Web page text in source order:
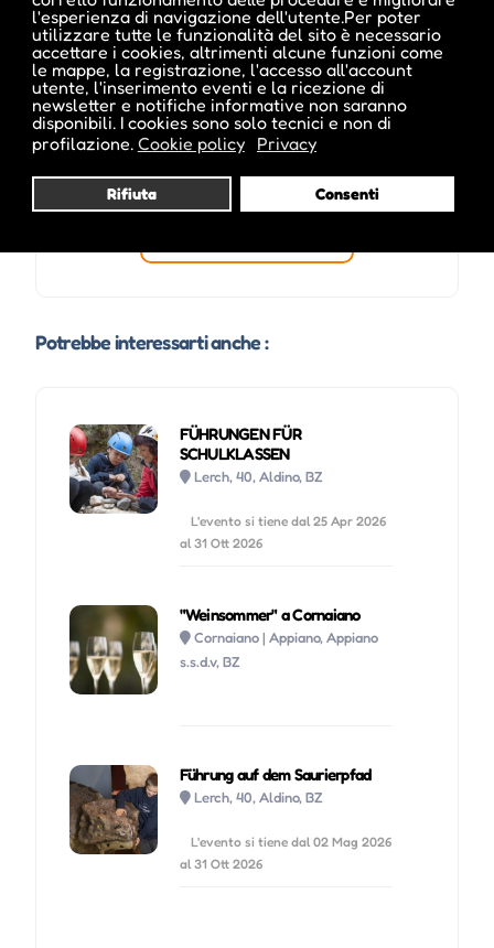
l'esperienza di navigazione dell'utente.Per poter
utilizzare tutte le funzionalità del sito è necessario
accettare i cookies, altrimenti alcune funzioni come
le mappe, la registrazione, l'accesso all'account
utente, l'inserimento eventi e la ricezione di
newsletter e notifiche informative non saranno
disponibili. I cookies sono solo tecnici e non di
profilazione. Cookie policy Privacy
Rifiuta Consenti
Potrebbe interessarti anche :
FÜHRUNGEN FÜR
SCHULKLASSEN
Lerch, 40, Aldino, BZ
L'evento si tiene dal 25 Apr 2026
al 31 Ott 2026
"Weinsommer" a Cornaiano
Cornaiano | Appiano, Appiano
s.s.d.v, BZ
Führung auf dem Saurierpfad
Lerch, 40, Aldino, BZ
L'evento si tiene dal 02 Mag 2026
al 31 Ott 2026